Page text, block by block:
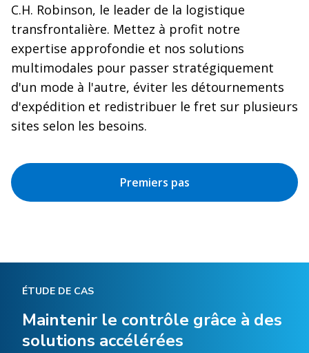
C.H. Robinson, le leader de la logistique
transfrontalière. Mettez à profit notre
expertise approfondie et nos solutions
multimodales pour passer stratégiquement
d'un mode à l'autre, éviter les détournements
d'expédition et redistribuer le fret sur plusieurs
sites selon les besoins.
Premiers pas
ÉTUDE DE CAS
Maintenir le contrôle grâce à des
solutions accélérées